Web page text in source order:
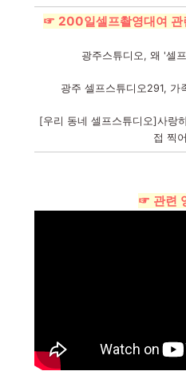
☞ 200일셀프촬영대여 관
광주스튜디오, 왜 '셀
광주 셀프스튜디오291, 가
[우리 동네 셀프스튜디오]사랑
접 찍
☞ 관련